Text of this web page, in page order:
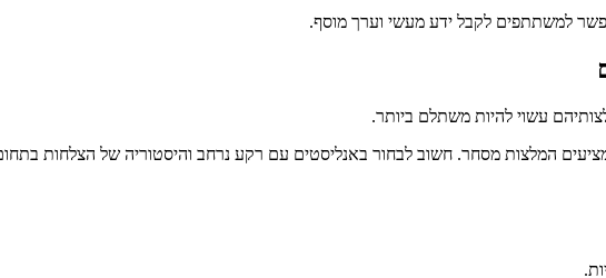
למשתתפים לקבל ידע מעשי וערך מוסף.
עשוי להיות משתלם ביותר.
המלצות מסחר. חשוב לבחור באנליסטים עם רקע נרחב והיסטוריה של הצלחות